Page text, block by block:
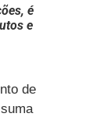
é
e
de